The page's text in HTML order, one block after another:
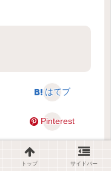
はてブ
Pinterest
トップ サイドバー